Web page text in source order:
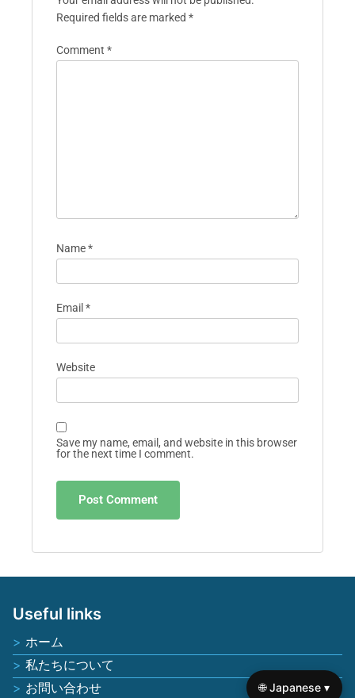
Required fields are marked *
Comment *
Name*
Email *
Website
Save my name, email, and website in this browser
for the next time I comment.
Useful links
ホーム
私たちについて
お問い合わせ
🌐 Japanese ▾